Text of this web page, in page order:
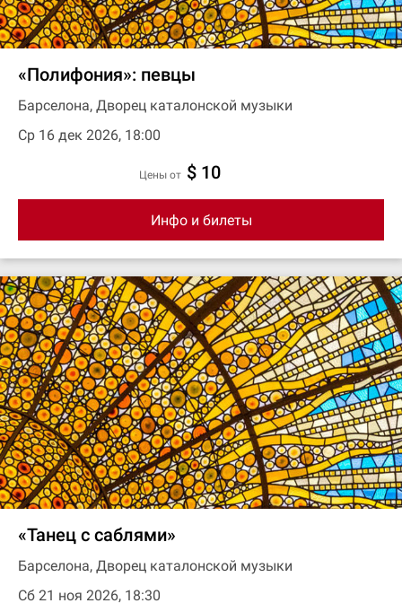
«Полифония»: певцы
Барселона, Дворец каталонской музыки
Ср 16 дек 2026, 18:00
цены от $ 10
Инфо и билеты
«Танец с саблями»
Барселона, Дворец каталонской музыки
Сб 21 ноя 2026, 18:30